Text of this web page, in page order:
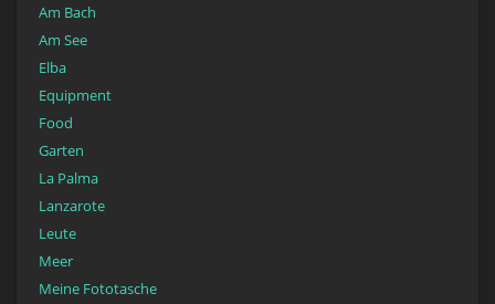
Am Bach
Am See
Elba
Equipment
Food
Garten
La Palma
Lanzarote
Leute
Meer
Meine Fototasche